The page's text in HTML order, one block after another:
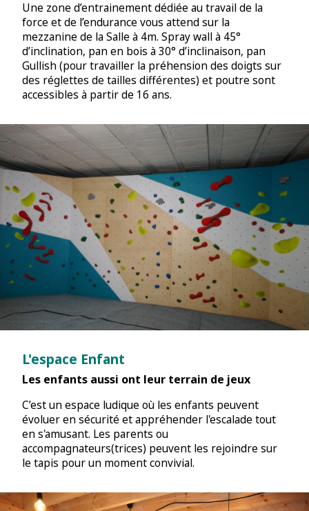
Une zone d’entrainement dédiée au travail de la
force et de l’endurance vous attend sur la
mezzanine de la Salle à 4m. Spray wall à 45°
d’inclination, pan en bois à 30° d’inclinaison, pan
Gullish (pour travailler la préhension des doigts sur
des réglettes de tailles différentes) et poutre sont
accessibles à partir de 16 ans.
L'espace Enfant
Les enfants aussi ont leur terrain de jeux
C’est un espace ludique où les enfants peuvent
évoluer en sécurité et appréhender l'escalade tout
en s'amusant. Les parents ou
accompagnateurs(trices) peuvent les rejoindre sur
le tapis pour un moment convivial.